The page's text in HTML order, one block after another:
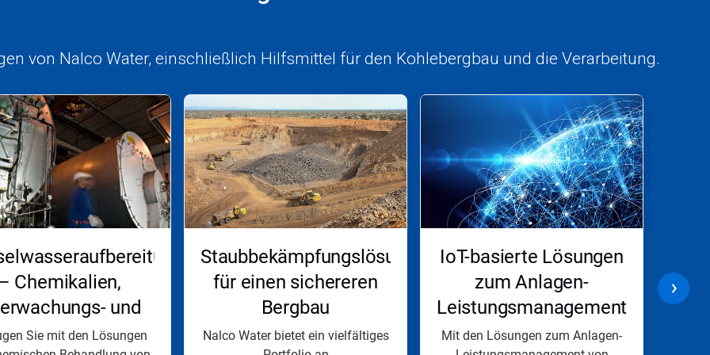
von Nalco Water, einschließlich Hilfsmittel für den Kohlebergbau und die Verarbeitung.
Chemikalien,
und
Sie mit den Lösungen
Staubbekämpfungslösungen
für einen sichereren
Bergbau
Nalco Water bietet ein vielfältiges
IoT-basierte Lösungen
zum Anlagen-
Leistungsmanagement
Mit den Lösungen zum Anlagen-